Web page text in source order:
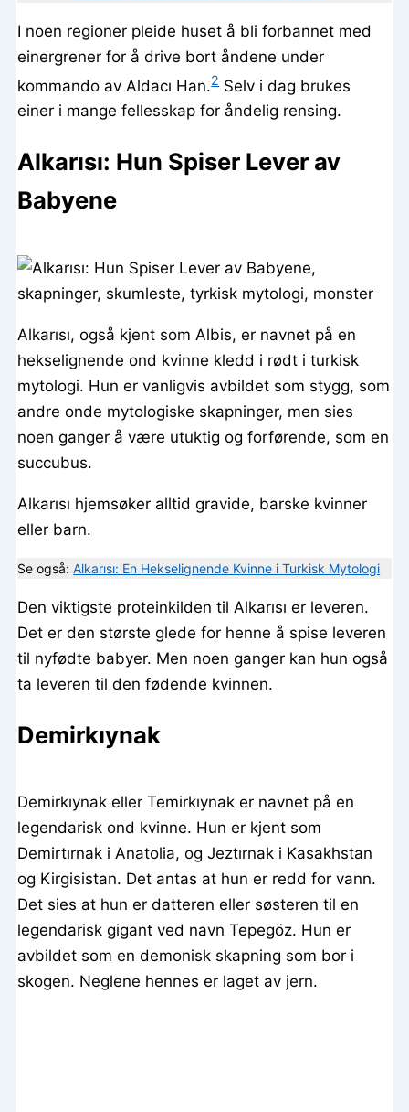
I noen regioner pleide huset å bli forbannet med
einergrener for å drive bort åndene under
kommando av Aldacı Han.2Selv i dag brukes
einer i mange fellesskap for åndelig rensing.
Alkarısı: Hun Spiser Lever av
Babyene
Alkarısı, også kjent som Albis, er navnet på en
hekselignende ond kvinne kledd i rødt i turkisk
mytologi. Hun er vanligvis avbildet som stygg, som
andre onde mytologiske skapninger, men sies
noen ganger å være utuktig og forførende, som en
succubus.
Alkarısı hjemsøker alltid gravide, barske kvinner
eller barn.
Se også:Alkarısı: En Hekselignende Kvinne i Turkisk Mytologi
Den viktigste proteinkilden til Alkarısı er leveren.
Det er den største glede for henne å spise leveren
til nyfødte babyer. Men noen ganger kan hun også
ta leveren til den fødende kvinnen.
Demirkıynak
Demirkıynak eller Temirkıynak er navnet på en
legendarisk ond kvinne. Hun er kjent som
Demirtırnak i Anatolia, og Jeztırnak i Kasakhstan
og Kirgisistan. Det antas at hun er redd for vann.
Det sies at hun er datteren eller søsteren til en
legendarisk gigant ved navn Tepegöz. Hun er
avbildet som en demonisk skapning som bor i
skogen. Neglene hennes er laget av jern.